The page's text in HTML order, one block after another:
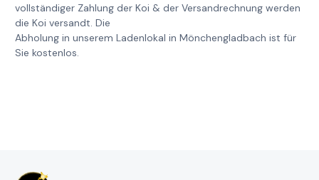
vollständiger Zahlung der Koi & der Versandrechnung werden
die Koi versandt. Die
Abholung in unserem Ladenlokal in Mönchengladbach ist für
Sie kostenlos.